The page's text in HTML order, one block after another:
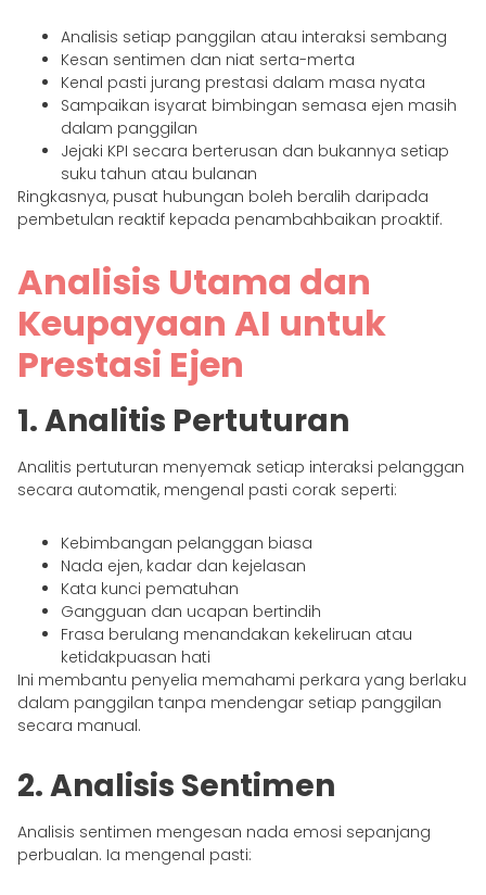
Analisis setiap panggilan atau interaksi sembang
Kesan sentimen dan niat serta-merta
Kenal pasti jurang prestasi dalam masa nyata
Sampaikan isyarat bimbingan semasa ejen masih
dalam panggilan
Jejaki KPI secara berterusan dan bukannya setiap
suku tahun atau bulanan
Ringkasnya, pusat hubungan boleh beralih daripada
pembetulan reaktif kepada penambahbaikan proaktif.
Analisis Utama dan
Keupayaan AI untuk
Prestasi Ejen
1. Analitis Pertuturan
Analitis pertuturan menyemak setiap interaksi pelanggan
secara automatik, mengenal pasti corak seperti:
Kebimbangan pelanggan biasa
Nada ejen, kadar dan kejelasan
Kata kunci pematuhan
Gangguan dan ucapan bertindih
Frasa berulang menandakan kekeliruan atau
ketidakpuasan hati
Ini membantu penyelia memahami perkara yang berlaku
dalam panggilan tanpa mendengar setiap panggilan
secara manual.
2. Analisis Sentimen
Analisis sentimen mengesan nada emosi sepanjang
perbualan. Ia mengenal pasti: